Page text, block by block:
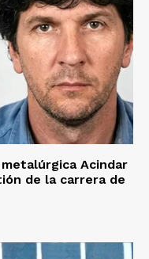
Acindar
de la carrera de